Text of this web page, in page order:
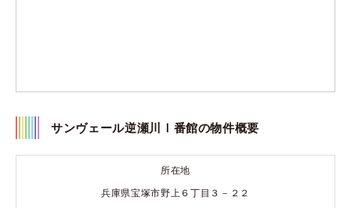
サンヴェール逆瀬川Ⅰ番館の物件概要
所在地
兵庫県宝塚市野上６丁目３－２２